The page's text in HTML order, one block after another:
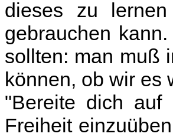
dieses zu
gebrauchen
sollten: man muß
können, ob wir es
"Bereite dich
Freiheit